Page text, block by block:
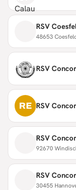
RSV
48653
RSV
RE RSV
RSV
92670
RSV
30455